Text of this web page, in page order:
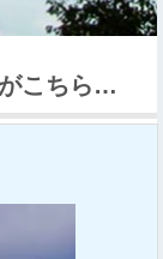
がこちら…